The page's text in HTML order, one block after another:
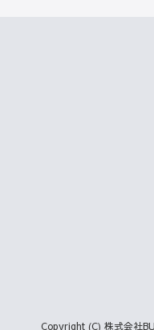
Copyright (C) 株式会社